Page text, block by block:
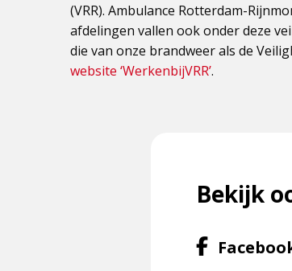
(VRR). Ambulance Rotterdam-
afdelingen vallen ook onder deze
die van onze brandweer als de
website ‘WerkenbijVRR’.
Bekijk